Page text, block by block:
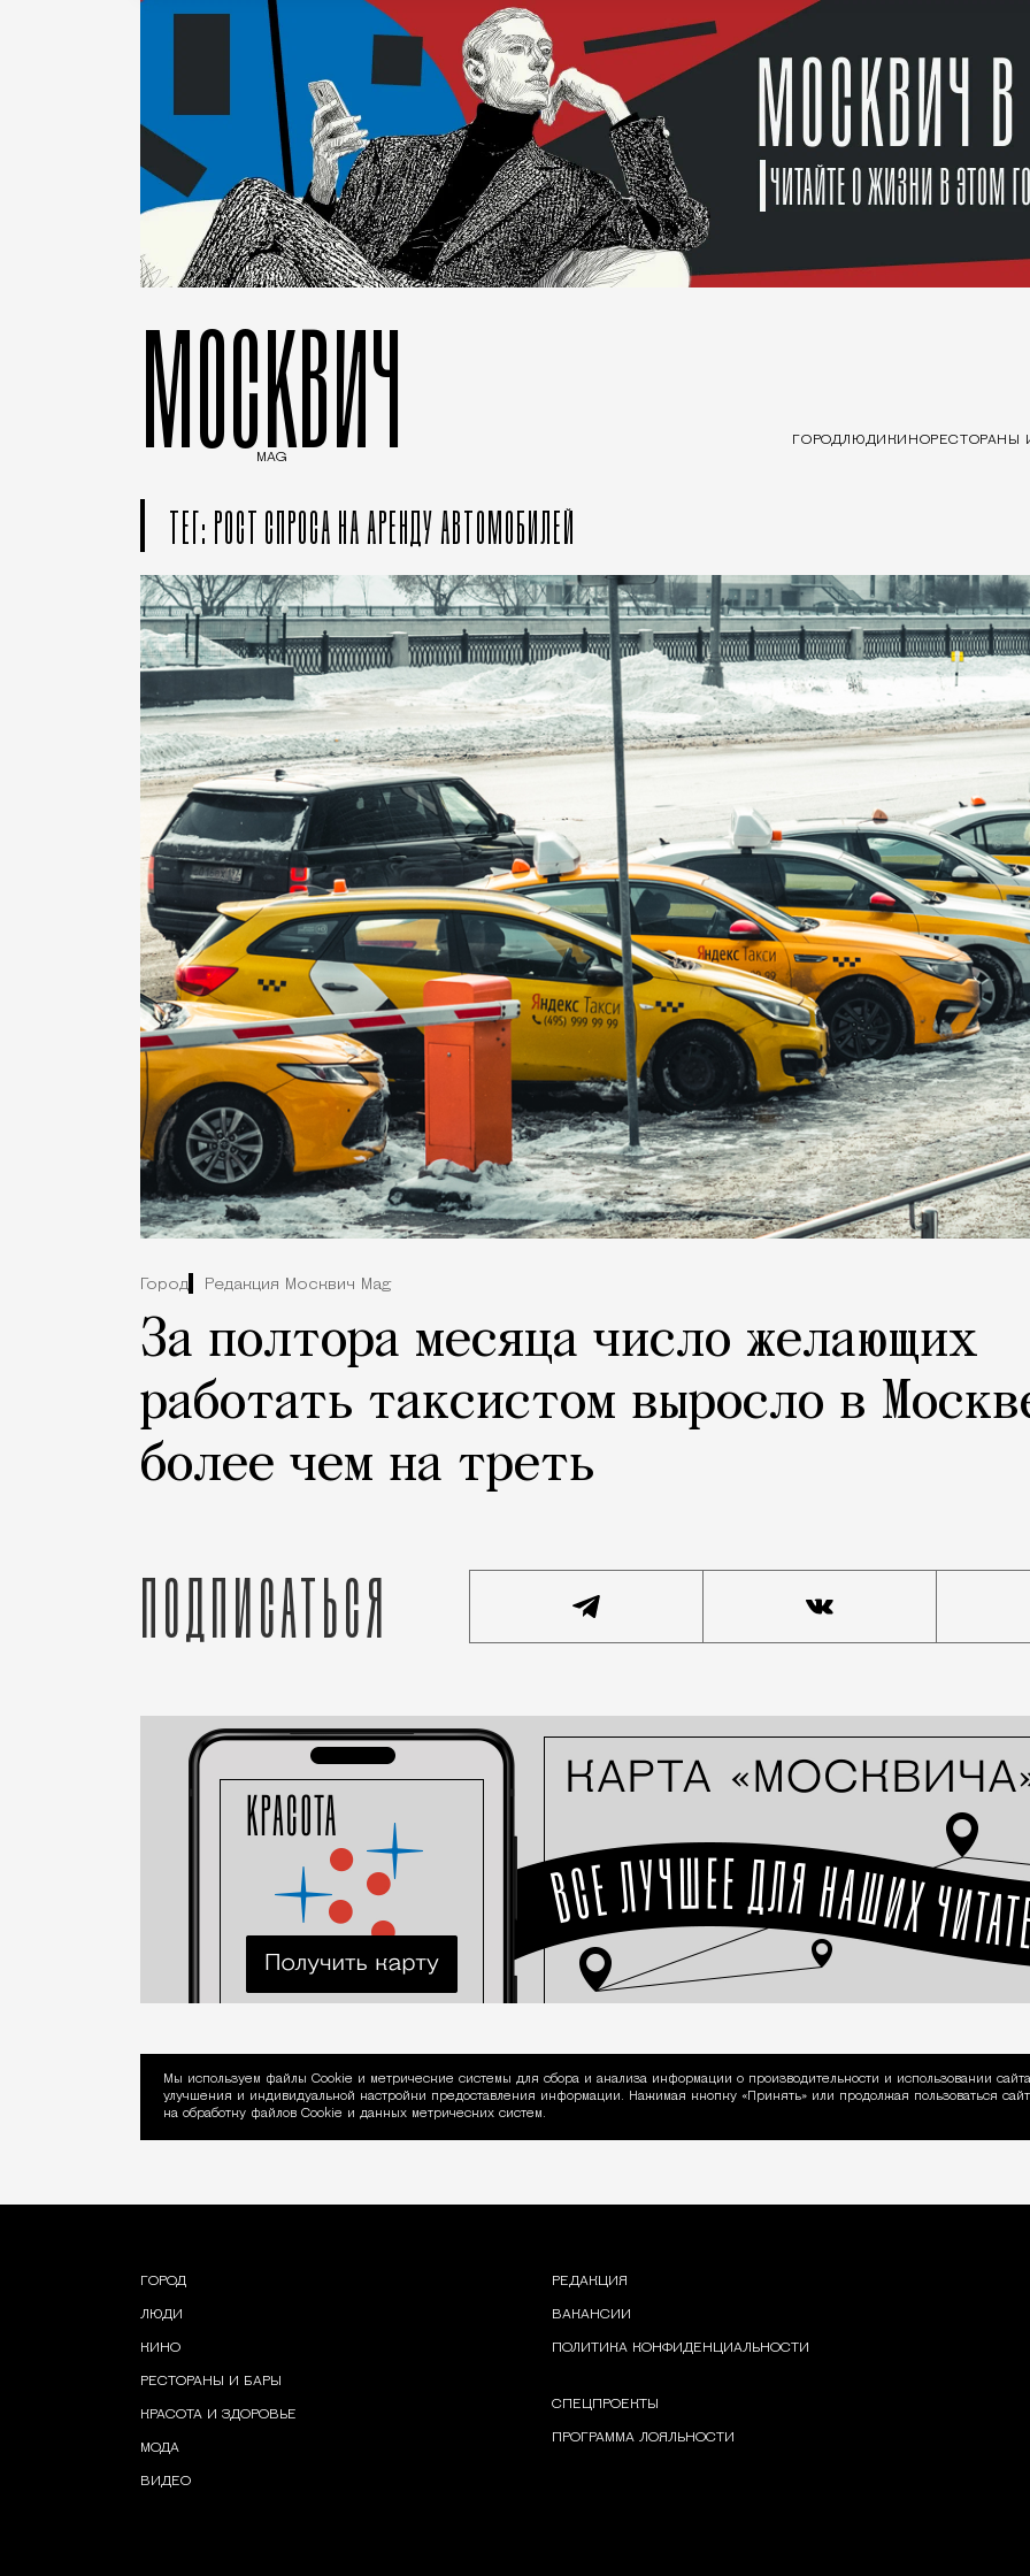
МОСКВИЧ
MAG
ГОРОДЛЮДИ КИНОРЕСТОРАНЫ
ТЕГ: РОСТ СПРОСА НА АРЕНДУ АВТОМОБИЛЕЙ
Город Редакция Москвич Mag
За полтора месяца число желающих
работать таксистом выросло в
более чем на треть
Подписаться
Уведомление об использовании Cookie
Мы используем файлы Сookie и метрические системы для сбора и анализа информации о производительности и использовании
улучшения и индивидуальной настройки предоставления информации. Нажимая кнопку «Принять» или продолжая пользоваться
на обработку файлов Cookie и данных метрических систем.
ГОРОД
ЛЮДИ
КИНО
РЕСТОРАНЫ И БАРЫ
КРАСОТА И ЗДОРОВЬЕ
МОДА
ВИДЕО
РЕДАКЦИЯ
ВАКАНСИИ
ПОЛИТИКА КОНФИДЕНЦИАЛЬНОСТИ
СПЕЦПРОЕКТЫ
ПРОГРАММА ЛОЯЛЬНОСТИ